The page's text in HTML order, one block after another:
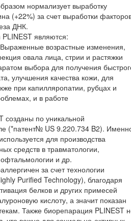
нормализует выработку
(+22%) за счет выработки
ДНК.
являются:
возрастные изменения,
овала лица, стрии и растяжки
выбора для получения
улучшения качества кожи, для
при капилляропатии, рубцах и
и в работе
созданы по уникальной
(*патент№ US 9.220.734 B2).
для производства
средств в травматологии,
и др.
за счет технологии
Purified Technology), благодаря
белков и других примесей
кислоту, а значит показан
Также биорепарация PLINEST